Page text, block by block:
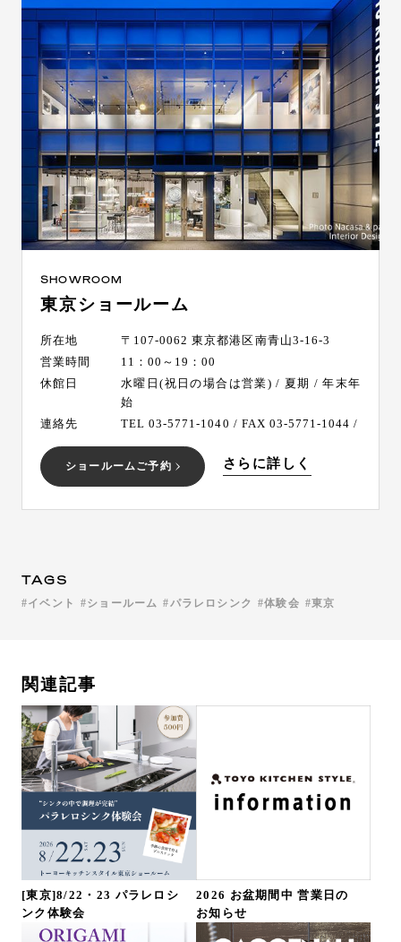
SHOWROOM
東京ショールーム
所在地
〒107-0062 東京都港区南青山3-16-3
営業時間
11：00～19：00
休館日
水曜日(祝日の場合は営業) / 夏期 / 年末年
始
連絡先
TEL 03-5771-1040 / FAX 03-5771-1044 /
ショールームご予約 さらに詳しく
TAGS
イベント ショールーム パラレロシンク 体験会 東京
関連記事
[東京]8/22・23 パラレロシ
ンク体験会
2026 お盆期間中 営業日の
お知らせ